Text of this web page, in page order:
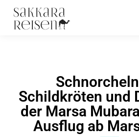
Schildkröten und
der Marsa
Ausflug ab